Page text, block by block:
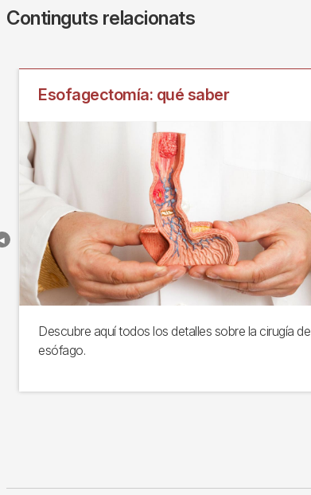
Continguts relacionats
Esofagectomía: qué saber
Descubre aquí todos los detalles sobre la cirugía de
esófago.